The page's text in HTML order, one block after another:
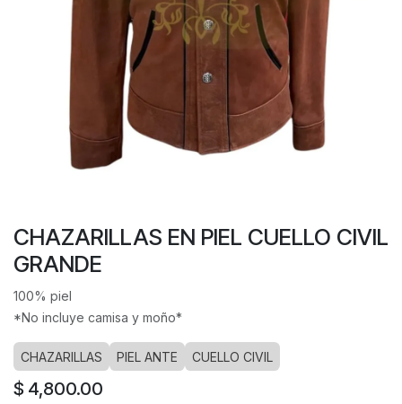
CHAZARILLAS EN PIEL CUELLO CIVIL
GRANDE
100% piel
*No incluye camisa y moño*
CHAZARILLAS PIEL ANTE CUELLO CIVIL
$ 4,800.00